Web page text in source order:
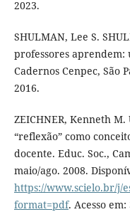
2023.
SHULMAN, Lee S.
professores aprendem:
Cadernos Cenpec, São
2016.
ZEICHNER, Kenneth
“reflexão” como
docente. Educ. Soc.,
maio/ago. 2008.
https://www.scielo.br/j/
format=pdf. Acesso